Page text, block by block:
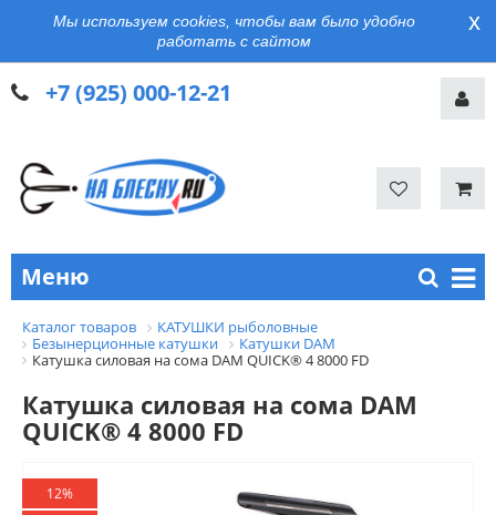
Мы используем cookies, чтобы вам было удобно
работать с сайтом
x
+7 (925) 000-12-21
Меню
Каталог товаров
КАТУШКИ рыболовные
Безынерционные катушки
Катушки DAM
Катушка силовая на сома DAM QUICK® 4 8000 FD
Катушка силовая на сома DAM
QUICK® 4 8000 FD
12%